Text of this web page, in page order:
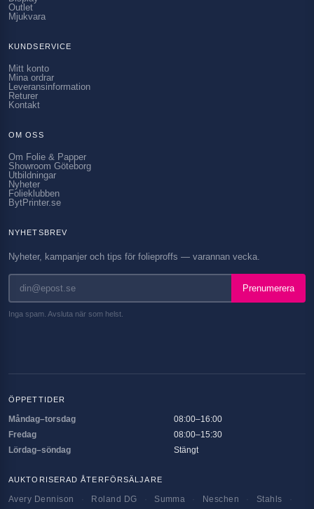
Outlet
Mjukvara
KUNDSERVICE
Mitt konto
Mina ordrar
Leveransinformation
Returer
Kontakt
OM OSS
Om Folie & Papper
Showroom Göteborg
Utbildningar
Nyheter
Folieklubben
BytPrinter.se
NYHETSBREV
Nyheter, kampanjer och tips för folieproffs — varannan vecka.
Prenumerera
Inga spam. Avsluta när som helst.
ÖPPETTIDER
Måndag–torsdag
08:00–16:00
Fredag
08:00–15:30
Lördag–söndag
Stängt
AUKTORISERAD ÅTERFÖRSÄLJARE
Avery Dennison Roland DG Summa Neschen Stahls